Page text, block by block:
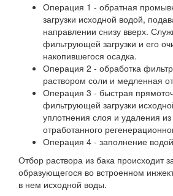
Операция 1 - обратная
загрузки исходной водой,
направлении снизу вверх.
фильтрующей загрузки и его
накопившегося осадка.
Операция 2 - обработка
раствором соли и медленная
Операция 3 - быстрая
фильтрующей загрузки
уплотнения слоя и удаления из
отработанного
Операция 4 - заполнение
Отбор раствора из бака происходит
образующегося во встроенном
в нем исходной воды.